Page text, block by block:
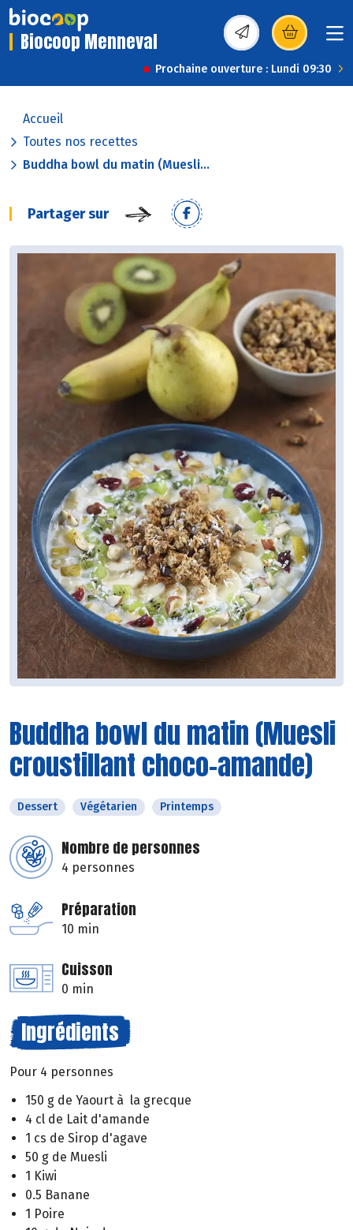
Biocoop Menneval (s’ouvre dans une
Prochaine ouverture : Lundi 09:30
Accueil
Toutes nos recettes
Buddha bowl du matin (Muesli...
Partager sur
Buddha bowl du matin (Muesli
croustillant choco-amande)
Dessert Végétarien Printemps
Nombre de personnes
4 personnes
Préparation
10 min
Cuisson
0 min
Ingrédients
Pour 4 personnes
150 g de Yaourt à la grecque
4 cl de Lait d'amande
1 cs de Sirop d'agave
50 g de Muesli
1 Kiwi
0.5 Banane
1 Poire